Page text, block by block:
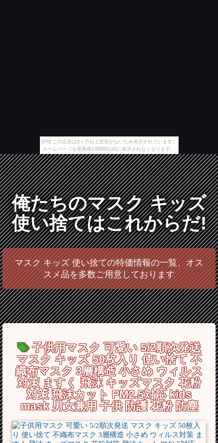
[PR] この広告は3ヶ月以上更新がないため表示されています。
ホームページを更新後24時間以内に表示されなくなります。
俺たちのマスク キッズ
使い捨てはこれからだ!
マスク キッズ 使い捨ての特価情報の一覧、オス
スメ品を多数ご用意しております
子供用マスク 可愛い 5/2順次発送
マスク キッズ 50枚入り 使い捨て 不
織布マスク 3層構造 小さめ ウィルス
対策 ますく 飛沫 キッズマスク 花粉
対策 飛沫カット PM2.5対応 kids
mask 男女兼用 子供 防護 花粉 防塵